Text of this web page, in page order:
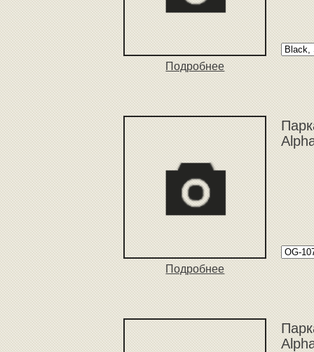
Подробнее
Подробнее